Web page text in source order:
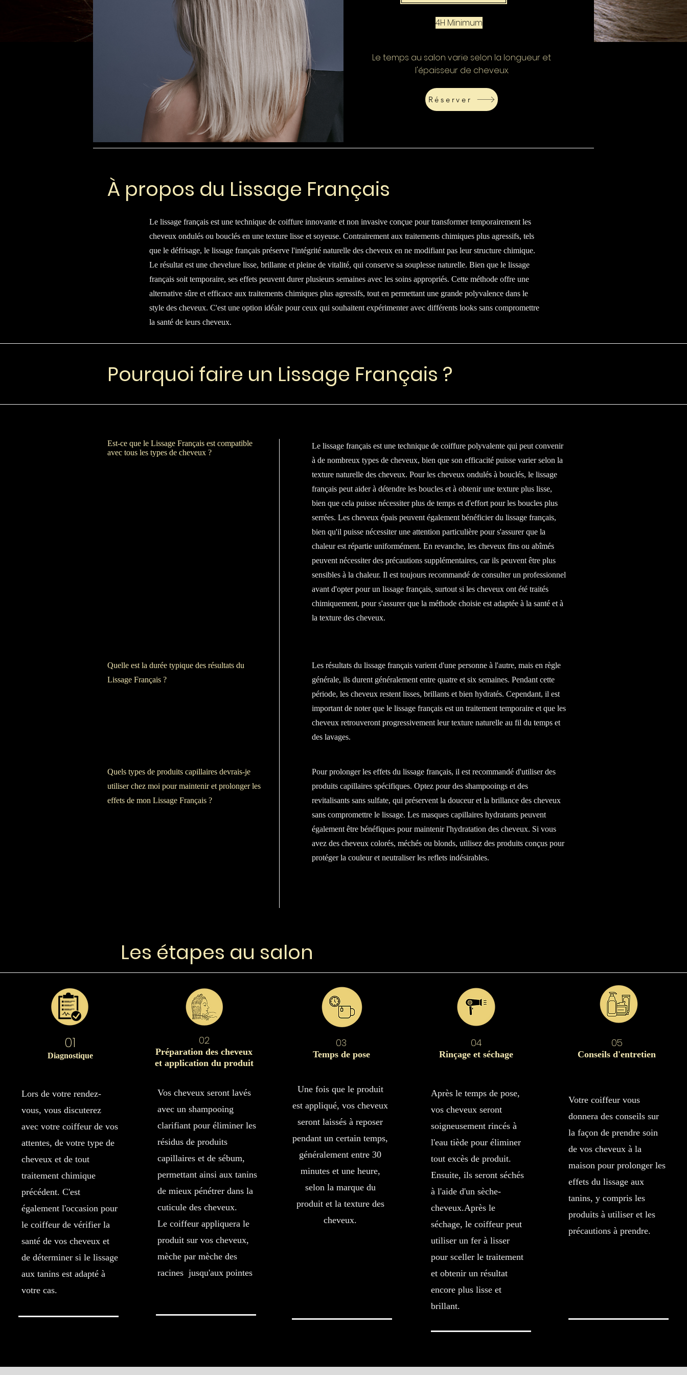
4H Minimum
Le temps au salon varie selon la longueur et
l'épaisseur de cheveux.
Réserver
À propos du Lissage Français
Le lissage français est une technique de coiffure innovante et non invasive conçue pour transformer temporairement les
cheveux ondulés ou bouclés en une texture lisse et soyeuse. Contrairement aux traitements chimiques plus agressifs, tels
que le défrisage, le lissage français préserve l'intégrité naturelle des cheveux en ne modifiant pas leur structure chimique.
Le résultat est une chevelure lisse, brillante et pleine de vitalité, qui conserve sa souplesse naturelle. Bien que le lissage
français soit temporaire, ses effets peuvent durer plusieurs semaines avec les soins appropriés. Cette méthode offre une
alternative sûre et efficace aux traitements chimiques plus agressifs, tout en permettant une grande polyvalence dans le
style des cheveux. C'est une option idéale pour ceux qui souhaitent expérimenter avec différents looks sans compromettre
la santé de leurs cheveux.
Pourquoi faire un Lissage Français ?
Est-ce que le Lissage Français est compatible
avec tous les types de cheveux ?
Quelle est la durée typique des résultats du
Lissage Français ?
Quels types de produits capillaires devrais-je
utiliser chez moi pour maintenir et prolonger les
effets de mon Lissage Français ?
Le lissage français est une technique de coiffure polyvalente qui peut convenir
à de nombreux types de cheveux, bien que son efficacité puisse varier selon la
texture naturelle des cheveux. Pour les cheveux ondulés à bouclés, le lissage
français peut aider à détendre les boucles et à obtenir une texture plus lisse,
bien que cela puisse nécessiter plus de temps et d'effort pour les boucles plus
serrées. Les cheveux épais peuvent également bénéficier du lissage français,
bien qu'il puisse nécessiter une attention particulière pour s'assurer que la
chaleur est répartie uniformément. En revanche, les cheveux fins ou abîmés
peuvent nécessiter des précautions supplémentaires, car ils peuvent être plus
sensibles à la chaleur. Il est toujours recommandé de consulter un professionnel
avant d'opter pour un lissage français, surtout si les cheveux ont été traités
chimiquement, pour s'assurer que la méthode choisie est adaptée à la santé et à
la texture des cheveux.
Les résultats du lissage français varient d'une personne à l'autre, mais en règle
générale, ils durent généralement entre quatre et six semaines. Pendant cette
période, les cheveux restent lisses, brillants et bien hydratés. Cependant, il est
important de noter que le lissage français est un traitement temporaire et que les
cheveux retrouveront progressivement leur texture naturelle au fil du temps et
des lavages.
Pour prolonger les effets du lissage français, il est recommandé d'utiliser des
produits capillaires spécifiques. Optez pour des shampooings et des
revitalisants sans sulfate, qui préservent la douceur et la brillance des cheveux
sans compromettre le lissage. Les masques capillaires hydratants peuvent
également être bénéfiques pour maintenir l'hydratation des cheveux. Si vous
avez des cheveux colorés, méchés ou blonds, utilisez des produits conçus pour
protéger la couleur et neutraliser les reflets indésirables.
Les étapes au salon
01
Diagnostique
Lors de votre rendez-
vous, vous discuterez
avec votre coiffeur de vos
attentes, de votre type de
cheveux et de tout
traitement chimique
précédent. C'est
également l'occasion pour
le coiffeur de vérifier la
santé de vos cheveux et
de déterminer si le lissage
aux tanins est adapté à
votre cas.
02
Préparation des cheveux
et application du produit
Vos cheveux seront lavés
avec un shampooing
clarifiant pour éliminer les
résidus de produits
capillaires et de sébum,
permettant ainsi aux tanins
de mieux pénétrer dans la
cuticule des cheveux.
Le coiffeur appliquera le
produit sur vos cheveux,
mèche par mèche des
racines jusqu'aux pointes
03
Temps de pose
Une fois que le produit
est appliqué, vos cheveux
seront laissés à reposer
pendant un certain temps,
généralement entre 30
minutes et une heure,
selon la marque du
produit et la texture des
cheveux.
04
Rinçage et séchage
Après le temps de pose,
vos cheveux seront
soigneusement rincés à
l'eau tiède pour éliminer
tout excès de produit.
Ensuite, ils seront séchés
à l'aide d'un sèche-
cheveux.Après le
séchage, le coiffeur peut
utiliser un fer à lisser
pour sceller le traitement
et obtenir un résultat
encore plus lisse et
brillant.
05
Conseils d'entretien
Votre coiffeur vous
donnera des conseils sur
la façon de prendre soin
de vos cheveux à la
maison pour prolonger les
effets du lissage aux
tanins, y compris les
produits à utiliser et les
précautions à prendre.